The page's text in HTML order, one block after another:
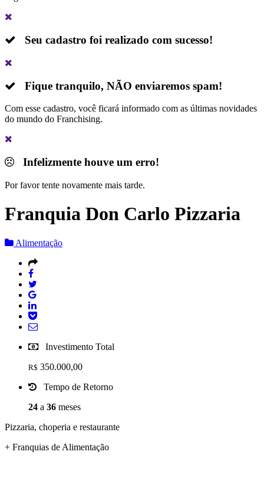
Seu cadastro foi realizado com sucesso!
Fique tranquilo, NÃO enviaremos spam!
Com esse cadastro, você ficará informado com as últimas novidades
do mundo do Franchising.
Infelizmente houve um erro!
Por favor tente novamente mais tarde.
Franquia Don Carlo Pizzaria
Alimentação
Investimento Total
R$ 350.000,00
Tempo de Retorno
24 a 36 meses
Pizzaria, choperia e restaurante
+ Franquias de Alimentação